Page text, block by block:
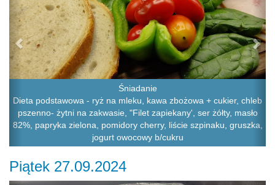
Śniadanie
Dieta podstawowa - ryż na mleku, kawa zbożowa + cukier, chleb
pszenno- żytni na zakwasie, "Filet zapiekany', ser żółty, masło
82%, papryka zielona, pomidory cherry, liście szpinaku, gruszka,
jogurt owocowy b/cukru
Piątek 27.09.2024